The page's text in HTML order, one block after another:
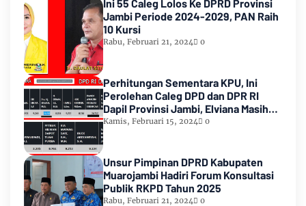
Ini 55 Caleg Lolos Ke DPRD Provinsi
Jambi Periode 2024-2029, PAN Raih
10 Kursi
Rabu, Februari 21, 2024 0
Perhitungan Sementara KPU, Ini
Perolehan Caleg DPD dan DPR RI
Dapil Provinsi Jambi, Elviana Masih
Urutan Kedua Teratas
Kamis, Februari 15, 2024 0
Unsur Pimpinan DPRD Kabupaten
Muarojambi Hadiri Forum Konsultasi
Publik RKPD Tahun 2025
Rabu, Februari 21, 2024 0